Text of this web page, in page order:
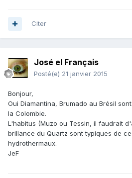
Citer
José el Français
Posté(e) 21 janvier 2015
Bonjour,
Oui Diamantina, Brumado au Brésil
la Colombie.
L'habitus (Muzo ou Tessin, il faudrait
brillance du Quartz sont typiques de
hydrothermaux.
JeF